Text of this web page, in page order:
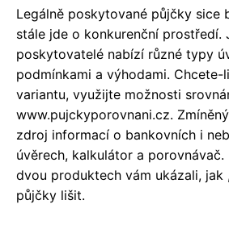
Legálně poskytované půjčky sice
stále jde o konkurenční prostředí.
poskytovatelé nabízí různé typy
podmínkami a výhodami. Chcete-
variantu, využijte možnosti
www.pujckyporovnani.cz.
zdroj informací o bankovních i
úvěrech, kalkulátor a porovnávač.
dvou produktech vám ukázali, jak
půjčky lišit.